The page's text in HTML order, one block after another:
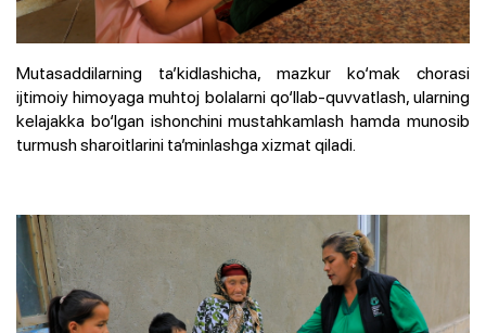
Mutasaddilarning ta’kidlashicha, mazkur ko‘mak chorasi
ijtimoiy himoyaga muhtoj bolalarni qo‘llab-quvvatlash, ularning
kelajakka bo‘lgan ishonchini mustahkamlash hamda munosib
turmush sharoitlarini ta’minlashga xizmat qiladi.